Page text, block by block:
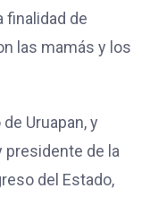
finalidad de
las mamás y los
Uruapan, y
presidente de la
del Estado,